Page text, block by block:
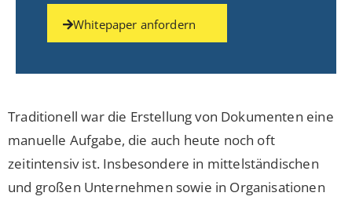
Whitepaper anfordern
Traditionell war die Erstellung von Dokumenten eine
manuelle Aufgabe, die auch heute noch oft
zeitintensiv ist. Insbesondere in mittelständischen
und großen Unternehmen sowie in Organisationen